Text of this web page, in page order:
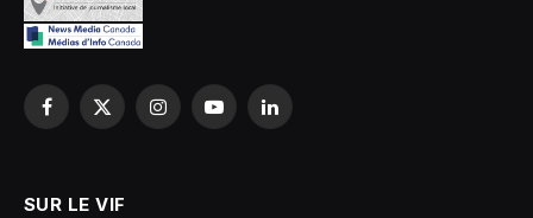
Facebook
X
InstagramYouTubeLinkedIn
SUR LE VIF